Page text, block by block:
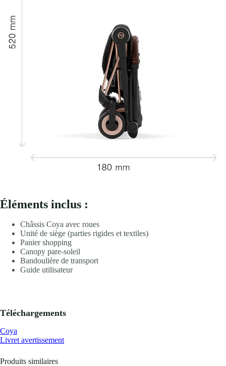
Éléments inclus :
Châssis Coya avec roues
Unité de siège (parties rigides et textiles)
Panier shopping
Canopy pare-soleil
Bandoulière de transport
Guide utilisateur
Téléchargements
Coya
Livret avertissement
Produits similaires